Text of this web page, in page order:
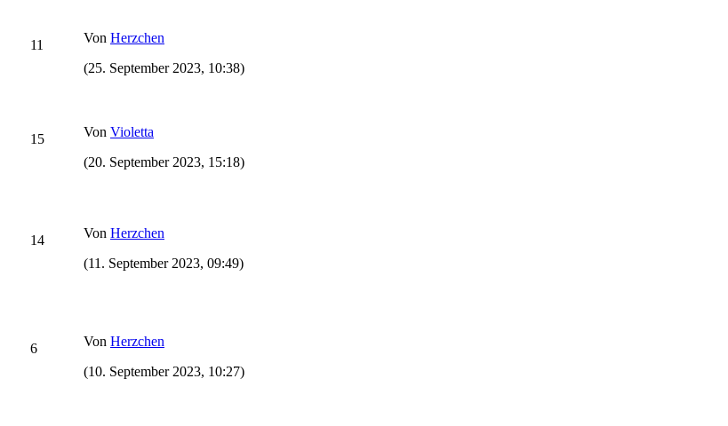
11 Von Herzchen
(25. September 2023, 10:38)
15 Von Violetta
(20. September 2023, 15:18)
14 Von Herzchen
(11. September 2023, 09:49)
6 Von Herzchen
(10. September 2023, 10:27)